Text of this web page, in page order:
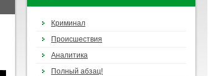
Криминал
Происшествия
Аналитика
Полный абзац!